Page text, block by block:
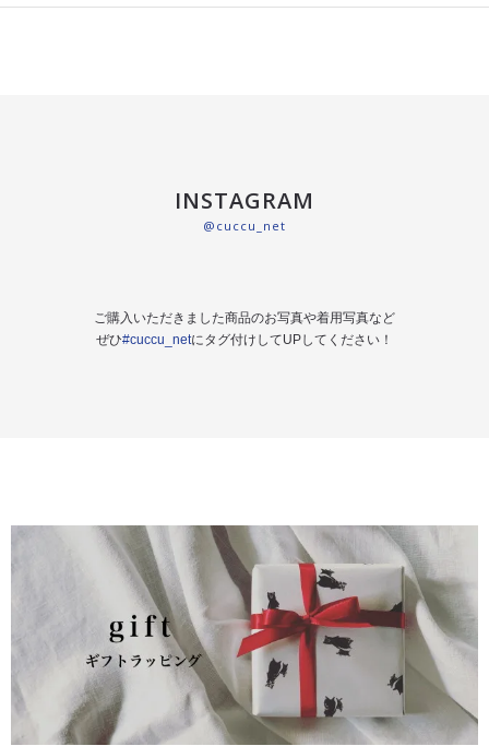
INSTAGRAM
@cuccu_net
ご購入いただきました商品のお写真や着用写真など
ぜひ#cuccu_netにタグ付けしてUPしてください！